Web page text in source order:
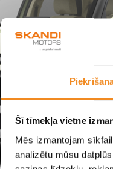
Šī tīmekļa vietne
Mēs izmantojam
analizētu mūsu